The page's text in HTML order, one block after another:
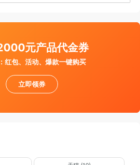
元产品代金券
红包、活动、爆款一键购买
立即领券